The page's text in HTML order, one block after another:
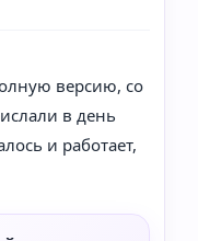
версию, со
в день
и работает,